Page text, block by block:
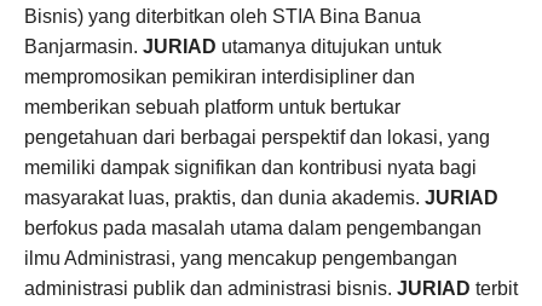
Bisnis) yang diterbitkan oleh STIA Bina Banua
Banjarmasin. JURIAD utamanya ditujukan untuk
mempromosikan pemikiran interdisipliner dan
memberikan sebuah platform untuk bertukar
pengetahuan dari berbagai perspektif dan lokasi, yang
memiliki dampak signifikan dan kontribusi nyata bagi
masyarakat luas, praktis, dan dunia akademis. JURIAD
berfokus pada masalah utama dalam pengembangan
ilmu Administrasi, yang mencakup pengembangan
administrasi publik dan administrasi bisnis. JURIAD terbit